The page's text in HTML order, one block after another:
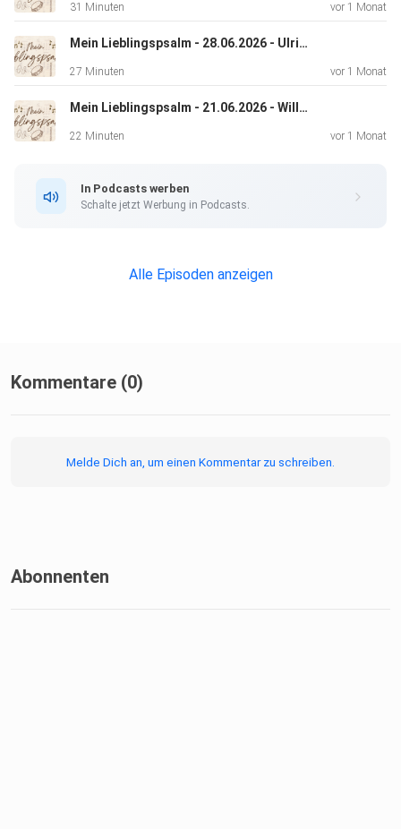
31 Minuten vor 1 Monat
Mein Lieblingspsalm - 28.06.2026 - Ulrich Müller
27 Minuten vor 1 Monat
Mein Lieblingspsalm - 21.06.2026 - Willi Penner
22 Minuten vor 1 Monat
In Podcasts werben
Schalte jetzt Werbung in Podcasts.
Alle Episoden anzeigen
Kommentare (0)
Melde Dich an, um einen Kommentar zu schreiben.
Abonnenten